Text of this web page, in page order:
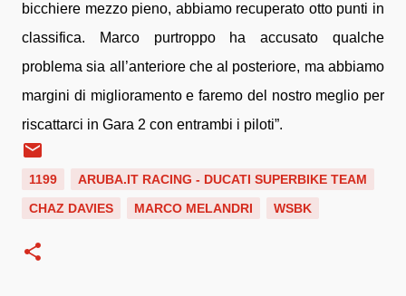
bicchiere mezzo pieno, abbiamo recuperato otto punti in
classifica. Marco purtroppo ha accusato qualche
problema sia all’anteriore che al posteriore, ma abbiamo
margini di miglioramento e faremo del nostro meglio per
riscattarci in Gara 2 con entrambi i piloti”.
1199
ARUBA.IT RACING - DUCATI SUPERBIKE TEAM
CHAZ DAVIES
MARCO MELANDRI WSBK